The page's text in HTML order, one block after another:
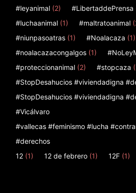
#leyanimal (2) #LibertaddePrensa
#luchaanimal (1) #maltratoanimal
#niunpasoatras (1) #Noalacaza (1)
#noalacazacongalgos (1)
#proteccionanimal (2) #stopcaza
#StopDesahucios #viviendadigna
#StopDesahucios #viviendadigna
#Vicálvaro
#vallecas #feminismo #lucha
#derechos
12 (1) 12 de febrero (1) 12F (1)